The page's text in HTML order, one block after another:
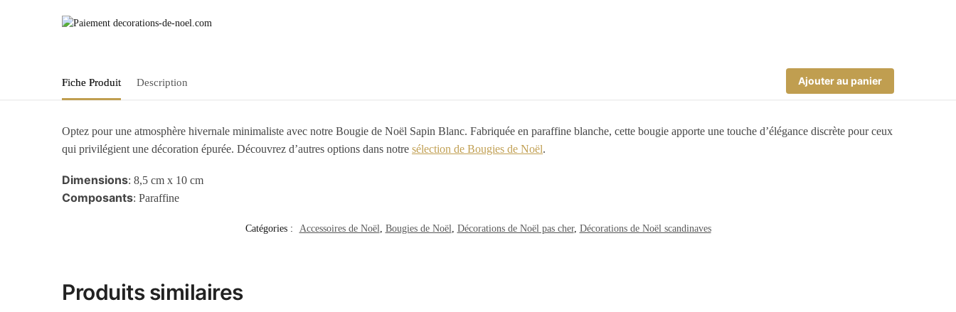
Fiche Produit Description Ajouter au panier
Optez pour une atmosphère hivernale minimaliste avec notre Bougie de Noël Sapin Blanc. Fabriquée en paraffine blanche, cette bougie apporte une touche d’élégance discrète pour ceux
qui privilégient une décoration épurée. Découvrez d’autres options dans notresélection de Bougies de Noël.
Dimensions: 8,5 cm x 10 cm
Composants: Paraffine
Catégories : Accessoires de Noël Bougies de Noël Décorations de Noël pas cher, Décorations de Noël scandinaves
Produits similaires